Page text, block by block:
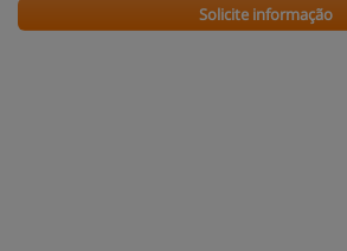
Solicite informação